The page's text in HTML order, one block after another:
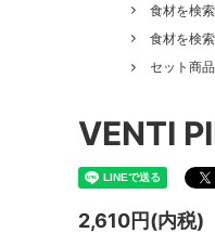
ピザ
ジュース
食材を検
食材を検
セット商品
VENTI
2,610円(内税)